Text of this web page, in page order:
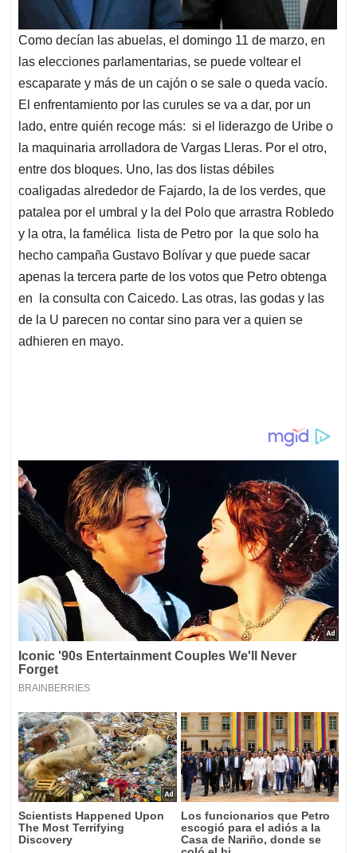
Como decían las abuelas, el domingo 11 de marzo, en
las elecciones parlamentarias, se puede voltear el
escaparate y más de un cajón o se sale o queda vacío.
El enfrentamiento por las curules se va a dar, por un
lado, entre quién recoge más: si el liderazgo de Uribe o
la maquinaria arrolladora de Vargas Lleras. Por el otro,
entre dos bloques. Uno, las dos listas débiles
coaligadas alrededor de Fajardo, la de los verdes, que
patalea por el umbral y la del Polo que arrastra Robledo
y la otra, la famélica lista de Petro por la que solo ha
hecho campaña Gustavo Bolívar y que puede sacar
apenas la tercera parte de los votos que Petro obtenga
en la consulta con Caicedo. Las otras, las godas y las
de la U parecen no contar sino para ver a quien se
adhieren en mayo.